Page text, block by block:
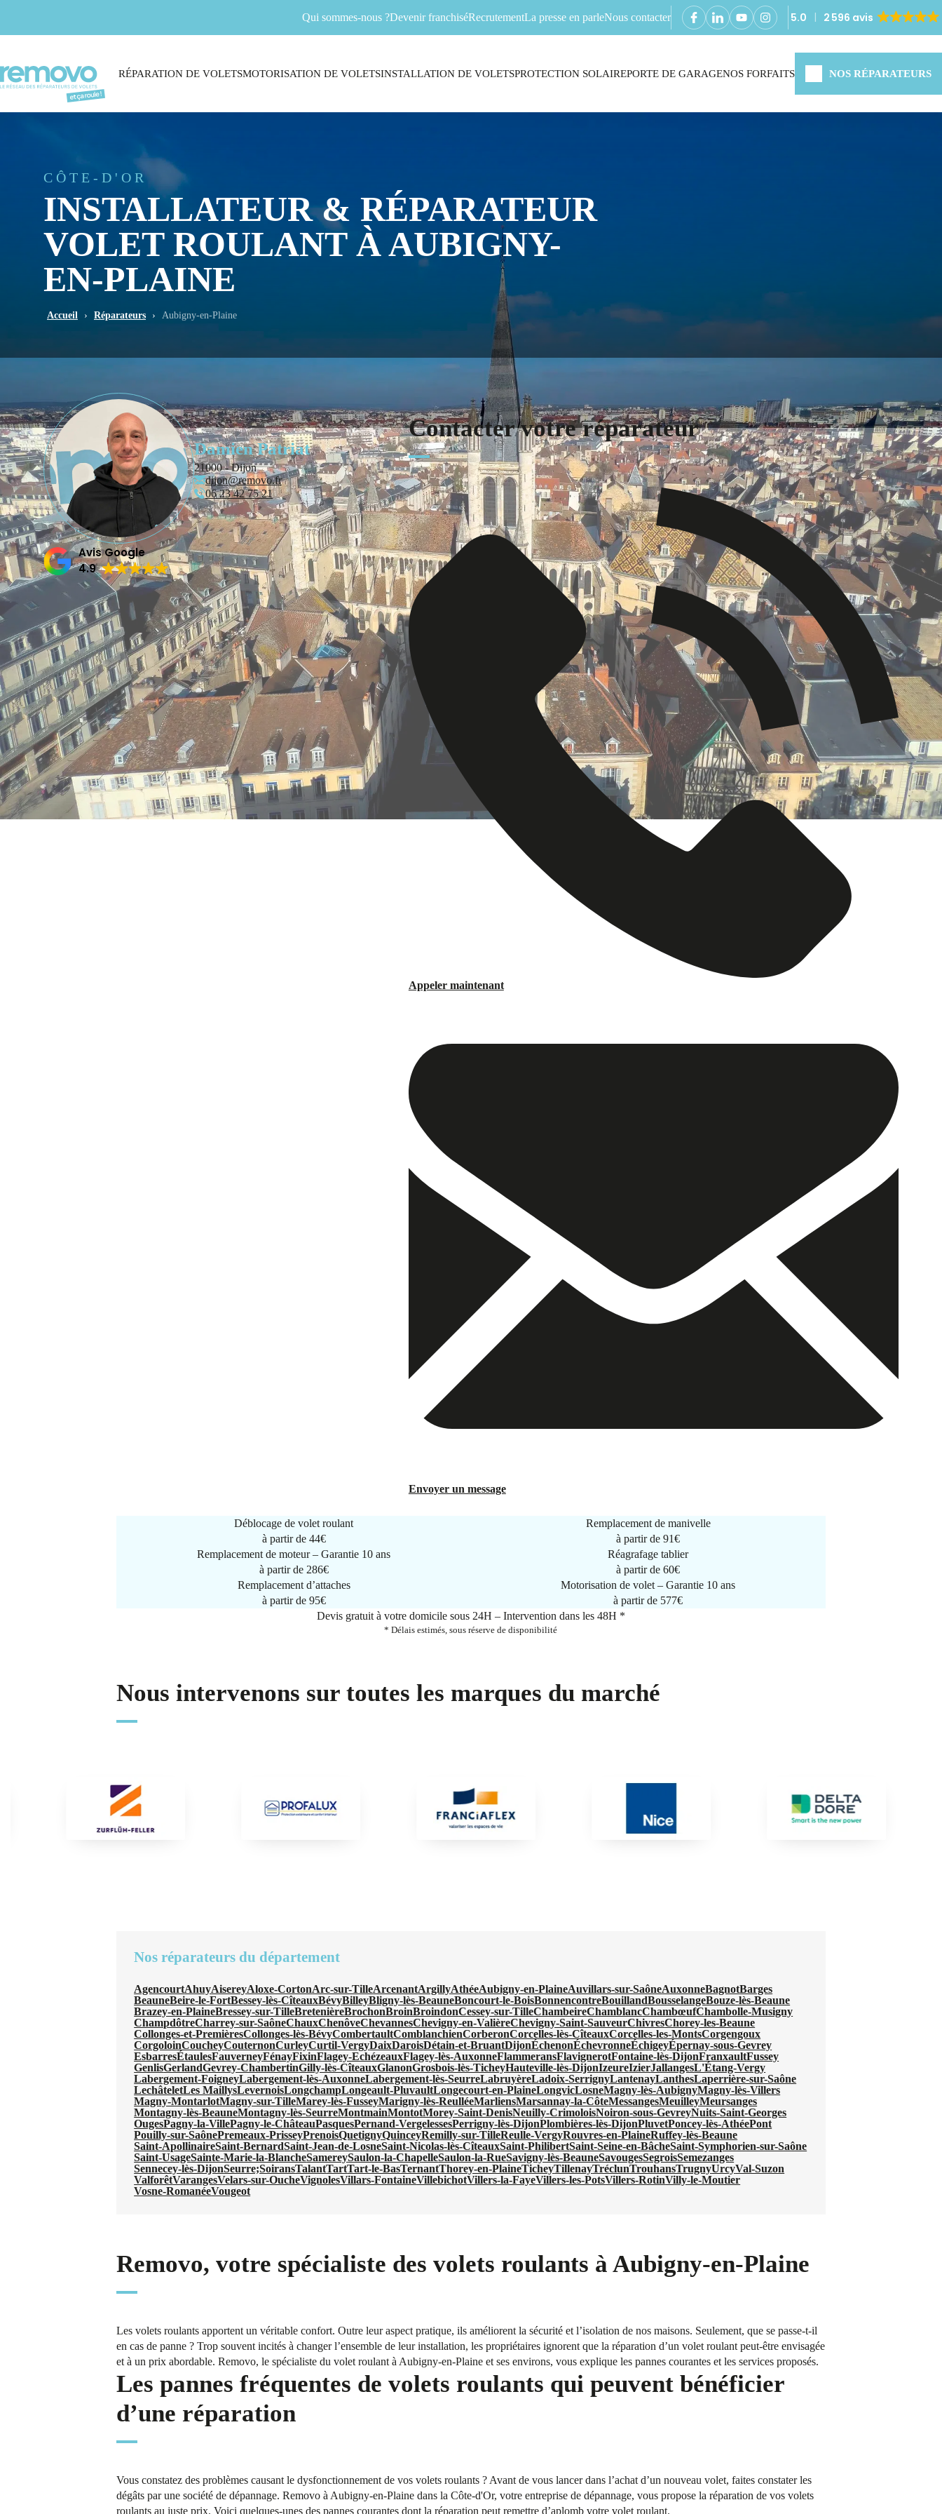
Qui sommes-nous ?Devenir franchiséRecrutementLa presse en parleNous contacter 5.0 2 596 avis
RÉPARATION DE VOLETSMOTORISATION DE VOLETSINSTALLATION DE VOLETSPROTECTION SOLAIREPORTE DE GARAGENOS FORFAITS NOS RÉPARATEURS
CÔTE-D'OR
INSTALLATEUR & RÉPARATEUR
VOLET ROULANT À AUBIGNY-
EN-PLAINE
Accueil › Réparateurs › Aubigny-en-Plaine
Damien Patriat
21000 - Dijon
dijon@removo.fr
06 23 42 75 21
Avis Google
4.9
Contacter votre réparateur
Appeler maintenant
Envoyer un message
Déblocage de volet roulant
à partir de 44€
Remplacement de manivelle
à partir de91€
Remplacement de moteur – Garantie 10 ans
à partir de 286€
Réagrafage tablier
à partir de60€
Remplacement d’attaches
à partir de 95€
Motorisation de volet – Garantie 10 ans
à partir de 577€
Devis gratuit à votre domicile sous 24H – Intervention dans les 48H *
* Délais estimés, sous réserve de disponibilité
Nous intervenons sur toutes les marques du marché
Nos réparateurs du département
AgencourtAhuyAisereyAloxe-CortonArc-sur-TilleArcenantArgillyAthéeAubigny-en-PlaineAuvillars-sur-SaôneAuxonneBagnotBarges
BeauneBeire-le-FortBessey-lès-CîteauxBévyBilleyBligny-lès-BeauneBoncourt-le-BoisBonnencontreBouillandBousselangeBouze-lès-Beaune
Brazey-en-PlaineBressey-sur-TilleBretenièreBrochonBroinBroindonCessey-sur-TilleChambeireChamblancChambœufChambolle-Musigny
ChampdôtreCharrey-sur-SaôneChauxChenôveChevannesChevigny-en-ValièreChevigny-Saint-SauveurChivresChorey-les-Beaune
Collonges-et-PremièresCollonges-lès-BévyCombertaultComblanchienCorberonCorcelles-lès-CîteauxCorcelles-les-MontsCorgengoux
CorgoloinCoucheyCouternonCurleyCurtil-VergyDaixDaroisDétain-et-BruantDijonÉchenonÉchevronneÉchigeyÉpernay-sous-Gevrey
EsbarresÉtaulesFauverneyFénayFixinFlagey-EchézeauxFlagey-lès-AuxonneFlammeransFlavignerotFontaine-lès-DijonFranxaultFussey
GenlisGerlandGevrey-ChambertinGilly-lès-CîteauxGlanonGrosbois-lès-TicheyHauteville-lès-DijonIzeureIzierJallangesL'Étang-Vergy
Labergement-FoigneyLabergement-lès-AuxonneLabergement-lès-SeurreLabruyèreLadoix-SerrignyLantenayLanthesLaperrière-sur-Saône
LechâteletLes MaillysLevernoisLongchampLongeault-PluvaultLongecourt-en-PlaineLongvicLosneMagny-lès-AubignyMagny-lès-Villers
Magny-MontarlotMagny-sur-TilleMarey-lès-FusseyMarigny-lès-ReulléeMarliensMarsannay-la-CôteMessangesMeuilleyMeursanges
Montagny-lès-BeauneMontagny-lès-SeurreMontmainMontotMorey-Saint-DenisNeuilly-CrimoloisNoiron-sous-GevreyNuits-Saint-Georges
OugesPagny-la-VillePagny-le-ChâteauPasquesPernand-VergelessesPerrigny-lès-DijonPlombières-lès-DijonPluvetPoncey-lès-AthéePont
Pouilly-sur-SaônePremeaux-PrisseyPrenoisQuetignyQuinceyRemilly-sur-TilleReulle-VergyRouvres-en-PlaineRuffey-lès-Beaune
Saint-ApollinaireSaint-BernardSaint-Jean-de-LosneSaint-Nicolas-lès-CîteauxSaint-PhilibertSaint-Seine-en-BâcheSaint-Symphorien-sur-Saône
Saint-UsageSainte-Marie-la-BlancheSamereySaulon-la-ChapelleSaulon-la-RueSavigny-lès-BeauneSavougesSegroisSemezanges
Sennecey-lès-DijonSeurre;SoiransTalantTartTart-le-BasTernantThorey-en-PlaineTicheyTillenayTréclunTrouhansTrugnyUrcyVal-Suzon
ValforêtVarangesVelars-sur-OucheVignolesVillars-FontaineVillebichotVillers-la-FayeVillers-les-PotsVillers-RotinVilly-le-Moutier
Vosne-RomanéeVougeot
Removo, votre spécialiste des volets roulants à Aubigny-en-Plaine
Les volets roulants apportent un véritable confort. Outre leur aspect pratique, ils améliorent la sécurité et l’isolation de nos maisons. Seulement, que se passe-t-il
en cas de panne ? Trop souvent incités à changer l’ensemble de leur installation, les propriétaires ignorent que la réparation d’un volet roulant peut-être envisagée
et à un prix abordable. Removo, le spécialiste du volet roulant à Aubigny-en-Plaine et ses environs, vous explique les pannes courantes et les services proposés.
Les pannes fréquentes de volets roulants qui peuvent bénéficier
d’une réparation
Vous constatez des problèmes causant le dysfonctionnement de vos volets roulants ? Avant de vous lancer dans l’achat d’un nouveau volet, faites constater les
dégâts par une société de dépannage. Removo à Aubigny-en-Plaine dans la Côte-d'Or, votre entreprise de dépannage, vous propose la réparation de vos volets
roulants au juste prix. Voici quelques-unes des pannes courantes dont la réparation peut remettre d’aplomb votre volet roulant.